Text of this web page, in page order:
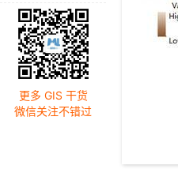
更多 GIS 干货
微信关注不错过